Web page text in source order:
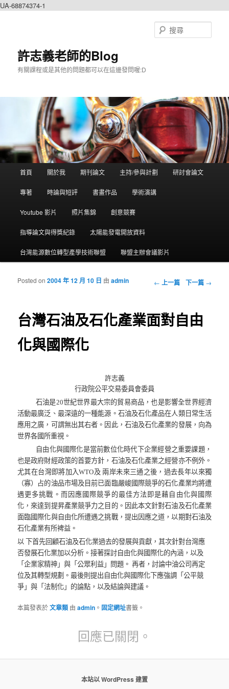
UA-68874374-1
許志義老師的Blog
有關課程或是其他的問題都可以在這邊發問喔:D
尋
跳到主內容
跳到第二內容
首頁 關於我 期刊論文 主持/參與計劃 研討會論文
專著 時論與短評 書畫作品 學術演講
Youtube 影片 照片集錦 創意競賽
指導論文與得獎紀錄 太陽能發電開放資料
台灣能源數位轉型產學技術聯盟 聯盟主辦會議影片
瀏覽文章
← 上一篇 下一篇 →
台灣石油及石化產業面對自由
化與國際化
Posted on2004 年 12 月 10 日 由admin
許志義
行政院公平交易委員會委員
石油是20世紀世界最大宗的貿易商品，也是影響全世界經濟
活動最廣泛、最深遠的一種能源。石油及石化產品在人類日常生活
應用之廣，可謂無出其右者。因此，石油及石化產業的發展，向為
世界各國所重視。
自由化與國際化是當前數位化時代下企業經營之重要課題，
也是政府財經政策的首要方針，石油及石化產業之經營亦不例外。
尤其在台灣即將加入WTO及 兩岸未來三通之後，過去長年以來獨
（寡）占的油品市場及目前已面臨嚴峻國際競爭的石化產業均將遭
遇更多挑戰。而因應國際競爭的最佳方法即是藉自由化與國際
化，來達到提昇產業競爭力之目的。因此本文針對石油及石化產業
面臨國際化與自由化所遭遇之挑戰，提出因應之道，以期對石油及
石化產業有所裨益。
以 下首先回顧石油及石化業過去的發展與貢獻，其次針對台灣應
否發展石化業加以分析。接著探討自由化與國際化的內涵，以及
「企業家精神」與「公眾利益」問題。 再者，討論中油公司再定
位及其轉型規劃。最後則提出自由化與國際化下應強調「公平競
爭」與「法制化」的論點，以及結論與建議。
本篇發表於文章類 由admin 。 固定網址書籤。
回應已關閉。
本站以 WordPress 建置